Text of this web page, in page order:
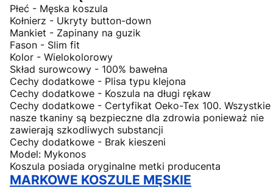
Płeć - Męska koszula
Kołnierz - Ukryty button-down
Mankiet - Zapinany na guzik
Fason - Slim fit
Kolor - Wielokolorowy
Skład surowcowy - 100% bawełna
Cechy dodatkowe - Plisa typu klejona
Cechy dodatkowe - Koszula na długi rękaw
Cechy dodatkowe - Certyfikat Oeko-Tex 100. Wszystkie
nasze tkaniny są bezpieczne dla zdrowia ponieważ nie
zawierają szkodliwych substancji
Cechy dodatkowe - Brak kieszeni
Model: Mykonos
Koszula posiada oryginalne metki producenta
MARKOWE KOSZULE MĘSKIE